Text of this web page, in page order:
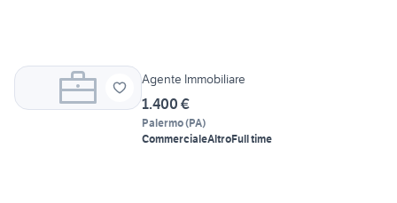
Agente Immobiliare
1.400 €
Palermo(PA)
CommercialeAltroFull time